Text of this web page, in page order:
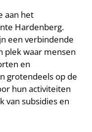
aan het
Hardenberg.
een verbindende
plek waar mensen
en
grotendeels op de
hun activiteiten
van subsidies en